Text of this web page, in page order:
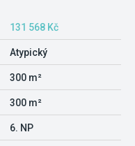
131 568 Kč
Atypický
300 m²
300 m²
6. NP